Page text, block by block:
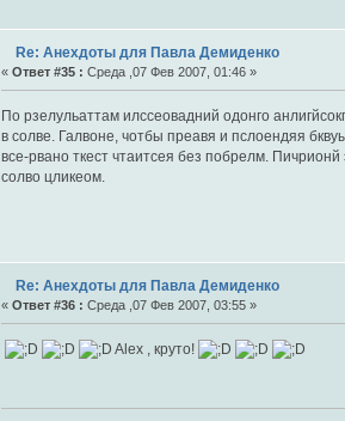
Re: Анехдоты для Павла Демиденко
« Ответ #35 : Среда ,07 Фев 2007, 01:46 »
По рзелульаттам илссеовадний одонго
в солве. Галвоне, чотбы преавя и пслоендяя
все-рвано ткест чтаитсея без побрелм.
солво цликеом.
Re: Анехдоты для Павла Демиденко
« Ответ #36 : Среда ,07 Фев 2007, 03:55 »
Alex , круто!